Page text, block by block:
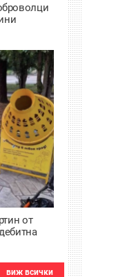
от
виж всички